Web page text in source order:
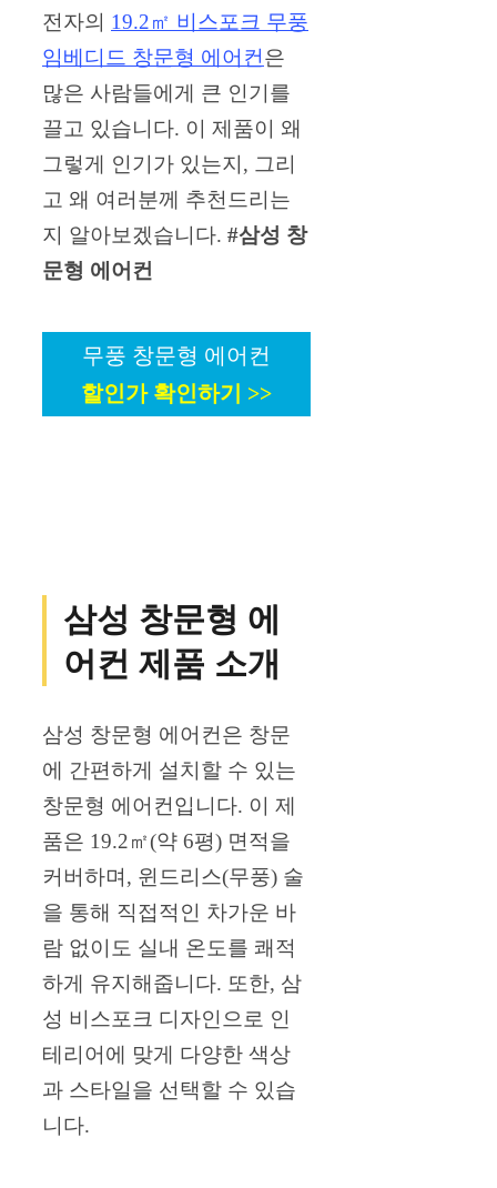
전자의 19.2㎡ 비스포크 무풍
임베디드 창문형 에어컨은
많은 사람들에게 큰 인기를
끌고 있습니다. 이 제품이 왜
그렇게 인기가 있는지, 그리
고 왜 여러분께 추천드리는
지 알아보겠습니다. #삼성 창
문형 에어컨
무풍 창문형 에어컨
할인가 확인하기 >>
삼성 창문형 에
어컨 제품 소개
삼성 창문형 에어컨은 창문
에 간편하게 설치할 수 있는
창문형 에어컨입니다. 이 제
품은 19.2㎡(약 6평) 면적을
커버하며, 윈드리스(무풍) 술
을 통해 직접적인 차가운 바
람 없이도 실내 온도를 쾌적
하게 유지해줍니다. 또한, 삼
성 비스포크 디자인으로 인
테리어에 맞게 다양한 색상
과 스타일을 선택할 수 있습
니다.